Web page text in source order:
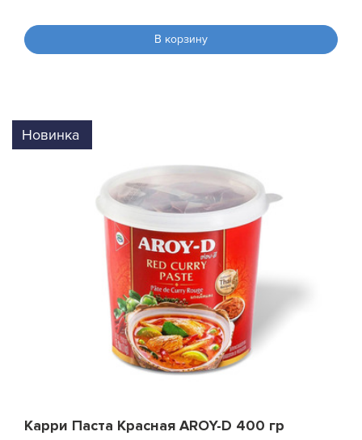
В корзину
Новинка
Карри Паста Красная AROY-D 400 гр